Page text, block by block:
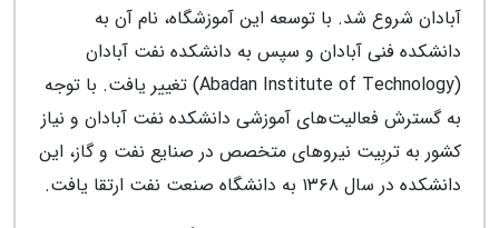
آبادان شروع شد. با توسعه این آموزشگاه، نام آن به
دانشکده فنی آبادان و سپس به دانشکده نفت آبادان
(Abadan Institute of Technology) تغییر یافت. با توجه
به گسترش فعالیت‌های آموزشی دانشکده نفت آبادان و نیاز
کشور به تربِیت نیروهای متخصص در صنایع نفت و گاز، این
دانشکده در سال ۱۳۶۸ به دانشگاه صنعت نفت ارتقا یافت.